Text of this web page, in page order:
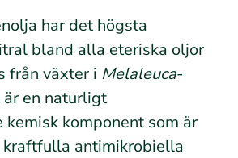
har det högsta
bland alla eteriska oljor
från växter i Melaleuca-
en naturligt
kemisk komponent som är
kraftfulla antimikrobiella